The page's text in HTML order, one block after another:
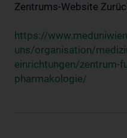
Zentrums-Website
https://
uns/organisation/
einrichtungen/zentrum-
pharmakologie/